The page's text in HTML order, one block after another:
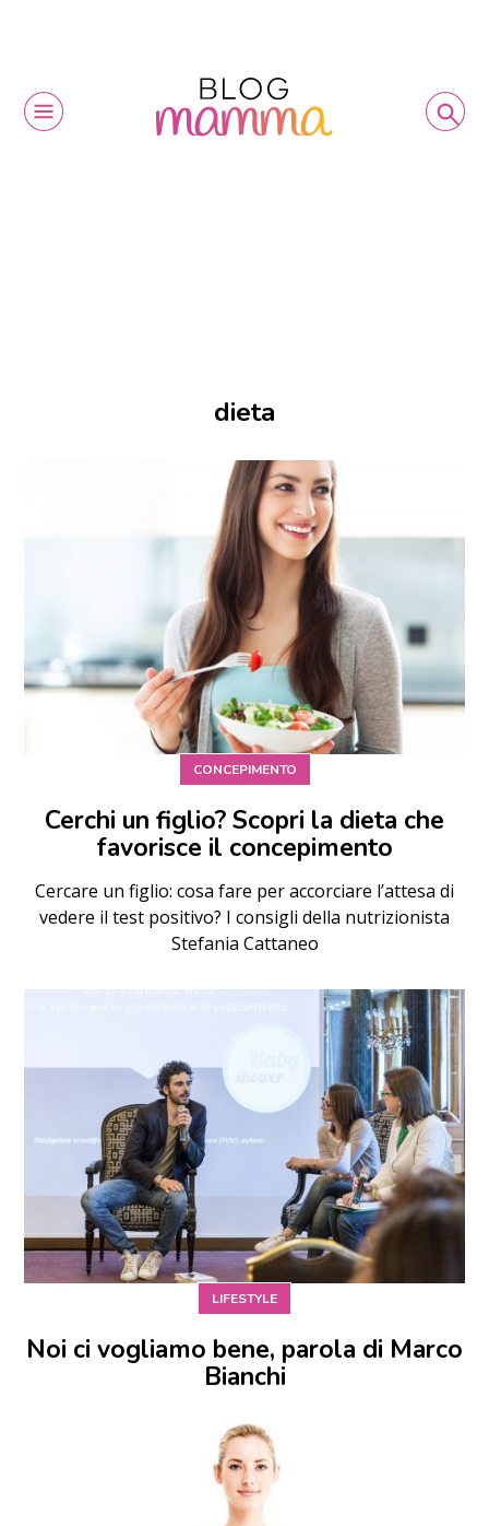
dieta
CONCEPIMENTO
Cerchi un figlio? Scopri la dieta che
favorisce il concepimento
Cercare un figlio: cosa fare per accorciare l’attesa di
vedere il test positivo? I consigli della nutrizionista
Stefania Cattaneo
LIFESTYLE
Noi ci vogliamo bene, parola di Marco
Bianchi